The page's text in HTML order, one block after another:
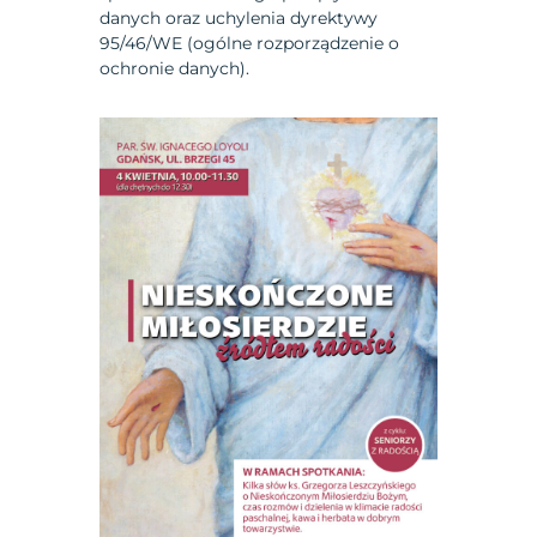
danych oraz uchylenia dyrektywy
95/46/WE (ogólne rozporządzenie o
ochronie danych).